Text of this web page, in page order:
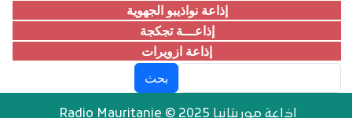
إذاعة نواذيبو الجهوية
إذاعـــة تجكجة
إذاعة ازويرات
إذاعة موريتانيا Radio Mauritanie © 2025